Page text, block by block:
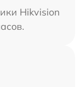
Hikvision